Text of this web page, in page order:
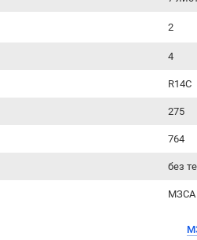
2
4
R14C
275
764
без
МЗСА